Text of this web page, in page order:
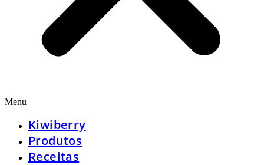
Menu
Kiwiberry
Produtos
Receitas